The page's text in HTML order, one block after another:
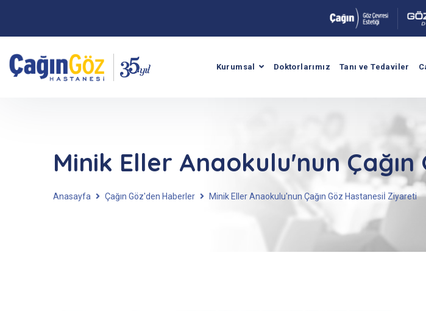
Kurumsal Doktorlarımız Tanı ve Tedaviler
Minik Eller Anaokulu'nun
Anasayfa Çağın Göz'den Haberler Minik Eller Anaokulu'nun Çağın Göz Hastanesiİ Ziyareti